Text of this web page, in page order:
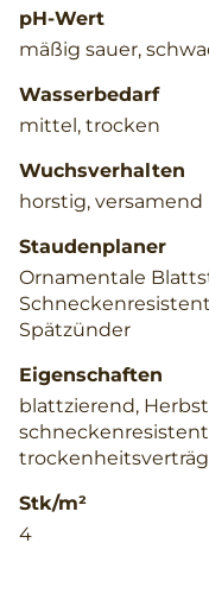
pH-Wert
mäßig sauer,
Wasserbedarf
mittel, trocken
Wuchsverhalten
horstig, versamend
Staudenplaner
Ornamentale
Spätzünder
Eigenschaften
blattzierend,
Stk/m²
4